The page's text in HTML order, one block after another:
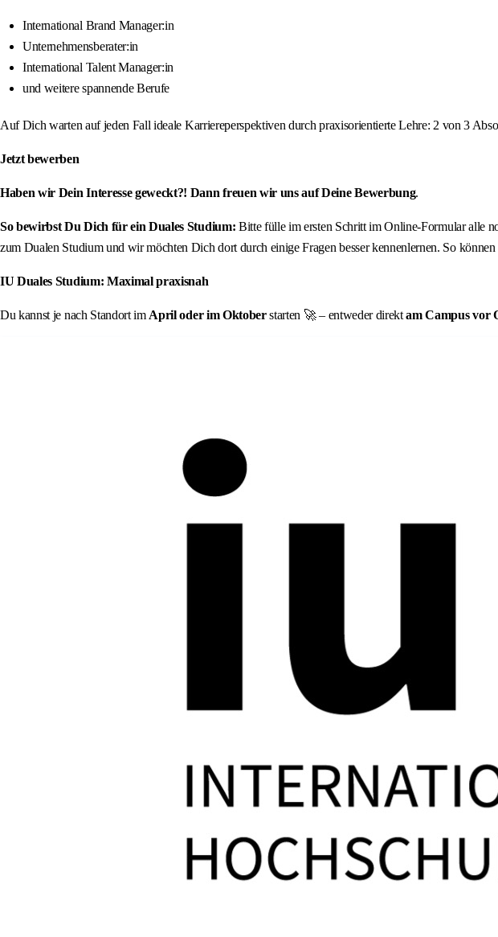
International Brand Manager:in
Unternehmensberater:in
International Talent Manager:in
und weitere spannende Berufe
Auf Dich warten auf jeden Fall ideale Karriereperspektiven durch praxisorientierte Lehre: 2 von 3
Jetzt bewerben
Haben wir Dein Interesse geweckt?! Dann freuen wir uns auf Deine Bewerbung.
So bewirbst Du Dich für ein Duales Studium: Bitte fülle im ersten Schritt im Online-Formular alle
zum Dualen Studium und wir möchten Dich dort durch einige Fragen besser kennenlernen. So
IU Duales Studium: Maximal praxisnah
Du kannst je nach Standort im April oder im Oktoberstarten 🚀 – entweder direktam Campus vor